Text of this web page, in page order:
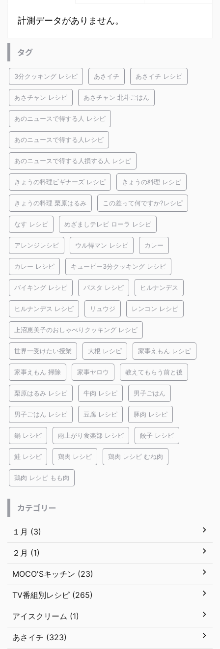
計測データがありません。
タグ
3分クッキング レシピ あさイチ あさイチ レシピ
あさチャン レシピ あさチャン 北斗ごはん
あのニュースで得する人 レシピ
あのニュースで得する人レシピ
あのニュースで得する人損する人 レシピ
きょうの料理ビギナーズ レシピ きょうの料理 レシピ
きょうの料理 栗原はるみ この差って何ですか?レシピ
なす レシピ めざましテレビ ローラ レシピ
アレンジレシピ ウル得マン レシピ カレー
カレー レシピ キューピー3分クッキング レシピ
バイキング レシピ パスタ レシピ ヒルナンデス
ヒルナンデス レシピ リュウジ レンコン レシピ
上沼恵美子のおしゃべりクッキング レシピ
世界一受けたい授業 大根 レシピ 家事えもん レシピ
家事えもん 掃除 家事ヤロウ 教えてもらう前と後
栗原はるみ レシピ 牛肉 レシピ 男子ごはん
男子ごはん レシピ 豆腐 レシピ 豚肉 レシピ
鍋 レシピ 雨上がり食楽部 レシピ 餃子 レシピ
鮭 レシピ 鶏肉 レシピ 鶏肉 レシピ むね肉
鶏肉 レシピ もも肉
カテゴリー
１月 (3)
２月 (1)
MOCO'Sキッチン (23)
TV番組別レシピ (265)
アイスクリーム (1)
あさイチ (323)